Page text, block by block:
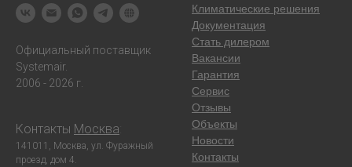
Официальный поставщик
Systemair.
2006 - 2026 г.
Контакты Москва
141011, Москва, ул. Фуражный
проезд, дом 4.
Климатические решения
Документация
Стать дилером
Вакансии
Гарантия
Сервис
Отзывы
Объекты
Новости
Контакты